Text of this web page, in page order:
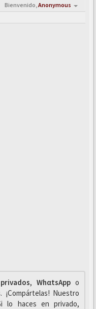
Bienvenido,Anonymous
, WhαtsAppo
Nuestro
lo haces en privado,